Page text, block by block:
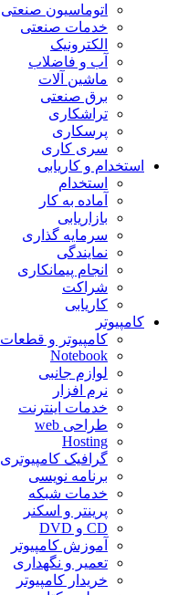
اتوماسیون صنعتی
خدمات صنعتی
الکترونیک
آب و فاضلاب
ماشین آلات
برق صنعتی
تراشکاری
پرسکاری
سری کاری
استخدام و کاریابی
استخدام
آماده به کار
بازاریابی
سرمایه گذاری
نمایندگی
انجام پیمانکاری
شراکت
کاریابی
کامپیوتر
کامپیوتر و قطعات
Notebook
لوازم جانبی
نرم افزار
خدمات اینترنت
طراحی web
Hosting
گرافیک کامپیوتری
برنامه نویسی
خدمات شبکه
پرینتر و اسکنر
CD و DVD
آموزش کامپیوتر
تعمیر و نگهداری
خریدار کامپیوتر